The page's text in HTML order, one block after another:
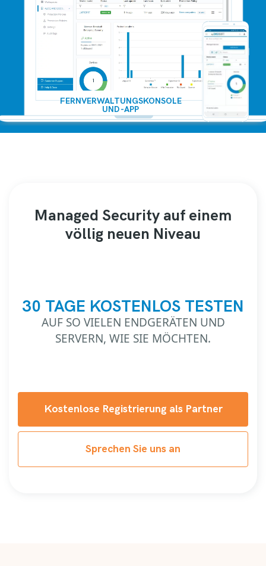
FERNVERWALTUNGSKONSOLE
UND -APP
Managed Security auf einem
völlig neuen Niveau
30 TAGE KOSTENLOS TESTEN
AUF SO VIELEN ENDGERÄTEN UND
SERVERN, WIE SIE MÖCHTEN.
Kostenlose Registrierung als Partner
Sprechen Sie uns an